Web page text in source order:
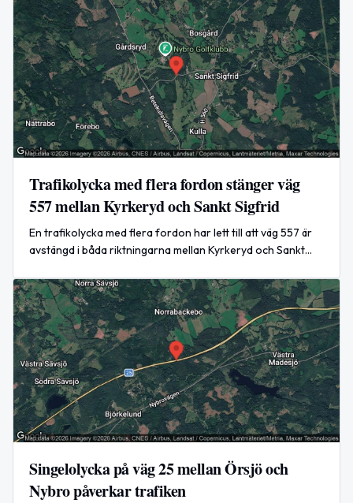
Trafikolycka med flera fordon stänger väg
557 mellan Kyrkeryd och Sankt Sigfrid
En trafikolycka med flera fordon har lett till att väg 557 är
avstängd i båda riktningarna mellan Kyrkeryd och Sankt
Singelolycka på väg 25 mellan Örsjö och
Nybro påverkar trafiken